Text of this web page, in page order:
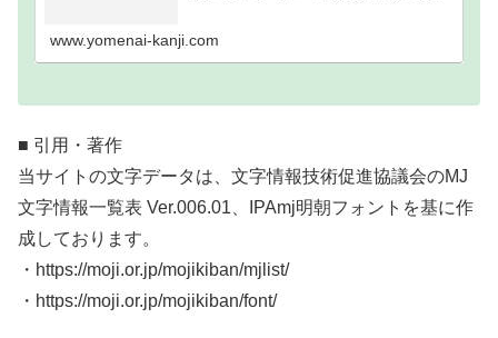
www.yomenai-kanji.com
■ 引用・著作
当サイトの文字データは、文字情報技術促進協議会のMJ
文字情報一覧表 Ver.006.01、IPAmj明朝フォントを基に作
成しております。
・https://moji.or.jp/mojikiban/mjlist/
・https://moji.or.jp/mojikiban/font/